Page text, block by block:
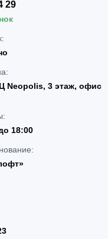
29
Neopolis, 3 этаж, офис
18:00